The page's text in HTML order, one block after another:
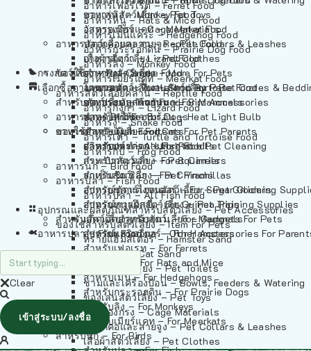
อาหารเฟอร์เร็ต – Ferret Food
อาหารหนู – Rats & Mice Food
อาหารเม่นแคระ – Hedgehog Food
อาหารกระรอกดิน – Prairie Dog Food
อาหารลิง – Monkey Food
อาหารเมียร์แคท – Meerkat Food
อาหารสัตว์เลี้อยคลาน – Reptile Food
อาหารกิ้งก่า – Lizard Food
อาหารงู – Snake Food
อาหารเต่า – Turtle and Tortoise Food
อาหารกบ – Frog Food
อาหารนก – Bird Food
อาหารปลา – Fish Food
อาหารปลา – All Fish Food
อุปกรณและผลิตภัณฑ์สำหรับสัตว์เลี้ยง – Pet Accessories
ของใช้สำหรับสัตว์เลี้ยง – Item For Pets
ทรายแฮมสเตอร์ – Hamster Sand
ทรายแมว – Cat Sand
ห้องน้ำสัตว์เลี้ยง – Pet Toilets
ชามและเครื่องป้อน – Bowls, Feeders & Watering
ของเล่นสัตว์เลี้ยง – Pet Toys
วัสดุรองกรง – Cage Materials
ปลอกคอและสายจูง – Pet Collars & Leashes
เสื้อผ้าสัตว์เลี้ยง – Pet Clothes
อาหารลิง – Monkey Food
อาหารเมียร์แคท – Meerkat Food
อาหารสัตว์เลี้อยคลาน – Reptile Food
อาหารกิ้งก่า – Lizard Food
อาหารงู – Snake Food
อาหารเต่า – Turtle and Tortoise Food
อาหารกบ – Frog Food
อาหารนก – Bird Food
อาหารปลา – Fish Food
อาหารปลา – All Fish Food
ของเล่นสัตว์เลี้ยง – Pet Toys
วัสดุรองกรง – Cage Materials
ปลอกคอและสายจูง – Pet Collars & Leashes
เสื้อผ้าสัตว์เลี้ยง – Pet Clothes
ของใช้สำหรับสัตว์เลี้ยง – More For Pets
โดมนอนและที่นอนสัตว์เลี้ยง – Pet Crates &
ของประดับสำหรับนก – Bird Accessories
หลอดไฟให้ความร้อน – Heat Light Bulb
ของใช้สำหรับผู้เลี้ยง – Items For Pet Parents
ผลิตภัณฑ์ทำความสะอาด – Pet Cleaning
กระเป๋าสัตว์เลี้ยง – Pet Carriers
รถเข็นสัตว์เลี้ยง – Pet Prams
อุปกรณ์ตัดแต่งขนสัตว์เลี้ยง – Pet Grooming
อุปกรณ์การฝึกสัตว์เลี้ยง – Pet Training Supplies
แก็ดเจ็ตสำหรับสัตว์เลี้ยง – Gadgets For Pets
อุปกรณ์เสริมอื่นๆ – Other Accessories For
กรงสัตว์เลี้ยง – Pet Cages
เลือกซื้อตามหมวดสัตว์เลี้ยง – Shop By Pet
สำหรับสัตว์เลี้ยงลูกด้วยนม – For Mammals
สำหรับสุนัข – For Dogs
สำหรับแมว – For Cats
สำหรับกระต่าย – For Rabbits
สำหรับกระรอก – For Squirrels
สำหรับชินชิล่า – For Chinchillas
สำหรับชูการ์ไกลเดอร์ – For Sugar Gliders
สำหรับหนูแกสบี้ – For Guinea Pigs
สำหรับสัตว์เลี้ยงลูกด้วยนม – For Mammals
สำหรับแฮมสเตอร์ – For Hamsters
สำหรับเฟอเรท – For Ferrets
สำหรับหนู – For Rats and Mice
สำหรับเม่น – For Hedgehogs
สำหรับกระรอกดิน – For Prairie Dogs
สำหรับลิง – For Monkeys
สำหรับเมียร์แคท – For Meerkats
สำหรับนก – For Birds
อาหารปลา – Fish Food
Clear
เข้าสู่ระบบ/ลงชื่อ